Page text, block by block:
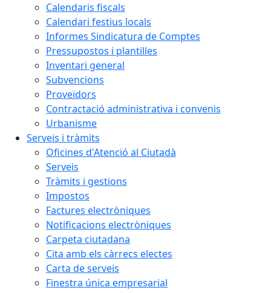
Calendaris fiscals
Calendari festius locals
Informes Sindicatura de Comptes
Pressupostos i plantilles
Inventari general
Subvencions
Proveïdors
Contractació administrativa i convenis
Urbanisme
Serveis i tràmits
Oficines d'Atenció al Ciutadà
Serveis
Tràmits i gestions
Impostos
Factures electròniques
Notificacions electròniques
Carpeta ciutadana
Cita amb els càrrecs electes
Carta de serveis
Finestra única empresarial